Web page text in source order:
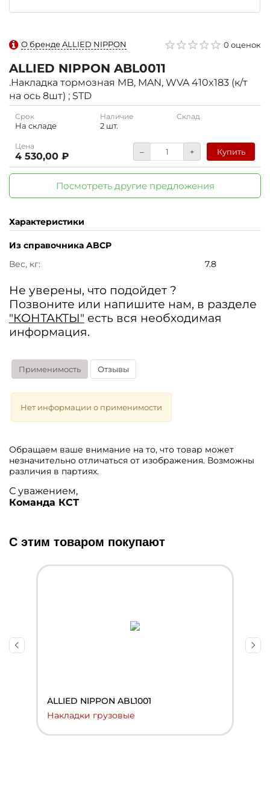
О бренде ALLIED NIPPON 0 оценок
ALLIED NIPPON ABL0011
.Накладка тормозная MB, MAN, WVA 410x183 (к/т
на ось 8шт) ; STD
Срок
На складе
Наличие
2 шт.
Склад
Цена
4 530,00 ₽ – + Купить
Посмотреть другие предложения
Характеристики
Из справочника ABCP
Вес, кг:
7.8
Не уверены, что подойдет ?
Позвоните или напишите нам, в разделе
"КОНТАКТЫ" есть вся необходимая
информация.
Применимость Отзывы
Нет информации о применимости
Обращаем ваше внимание на то, что товар может
незначительно отличаться от изображения. Возможны
различия в партиях.
С уважением,
Команда КСТ
С этим товаром покупают
ALLIED NIPPON ABL1001
Накладки грузовые